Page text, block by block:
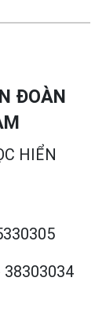
ĐOÀN
HIỂN
38303034